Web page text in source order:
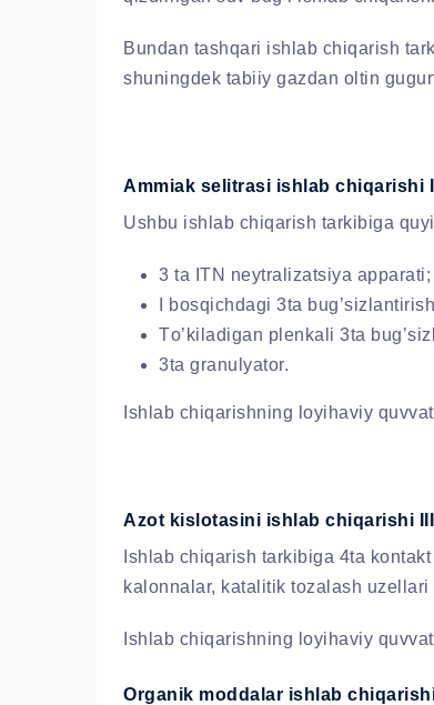
Bundan tashqari ishlab chiqarish
shuningdek tabiiy gazdan oltin
Ammiak selitrasi ishlab chiqarishi
Ushbu ishlab chiqarish tarkibiga
3 ta IТN neytralizatsiya apparati;
I bosqichdagi 3ta
Тo’kiladigan plenkali 3ta
3ta granulyator.
Ishlab chiqarishning loyihaviy
Azot kislotasini ishlab chiqarishi
Ishlab chiqarish tarkibiga 4ta
kalonnalar, katalitik tozalash uzellari
Ishlab chiqarishning loyihaviy
Organik moddalar ishlab